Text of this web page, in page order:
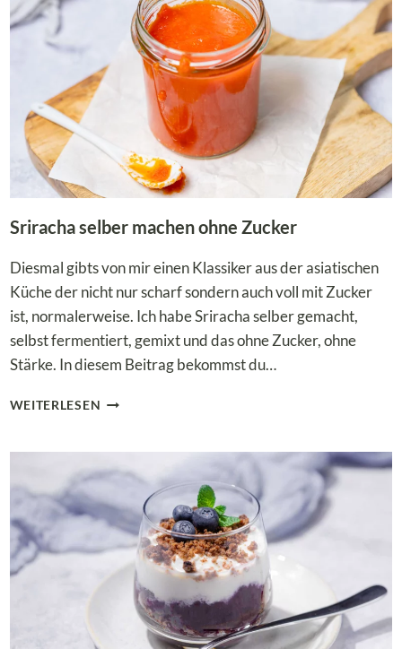
ÜRBISKERNMEHL
Sriracha selber machen ohne Zucker
Diesmal gibts von mir einen Klassiker aus der asiatischen
Küche der nicht nur scharf sondern auch voll mit Zucker
ist, normalerweise. Ich habe Sriracha selber gemacht,
selbst fermentiert, gemixt und das ohne Zucker, ohne
Stärke. In diesem Beitrag bekommst du…
WEITERLESEN SRIRACHA
OHNE
ZUCKER